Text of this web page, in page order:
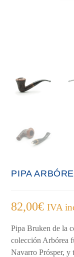
PIPA
82,00€ IVA
Pipa Bruken de la
colección Arbórea
Navarro Prósper, y